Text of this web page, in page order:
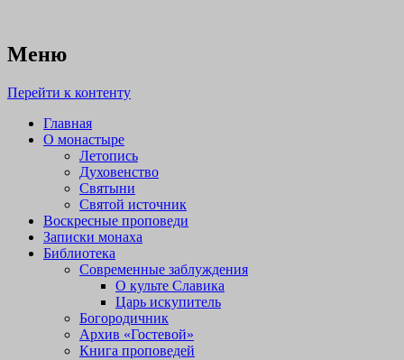
Меню
Перейти к контенту
Главная
О монастыре
Летопись
Духовенство
Святыни
Святой источник
Воскресные проповеди
Записки монаха
Библиотека
Современные заблуждения
О культе Славика
Царь искупитель
Богородичник
Архив «Гостевой»
Книга проповедей